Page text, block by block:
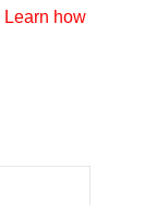
Learn how